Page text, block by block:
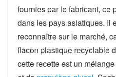
fournies par le fabricant, ce
dans les pays asiatiques. Il
reconnaître sur le marché,
flacon plastique recyclable
cette recette est un